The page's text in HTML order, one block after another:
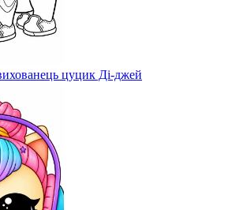
цуцик Ді-джей